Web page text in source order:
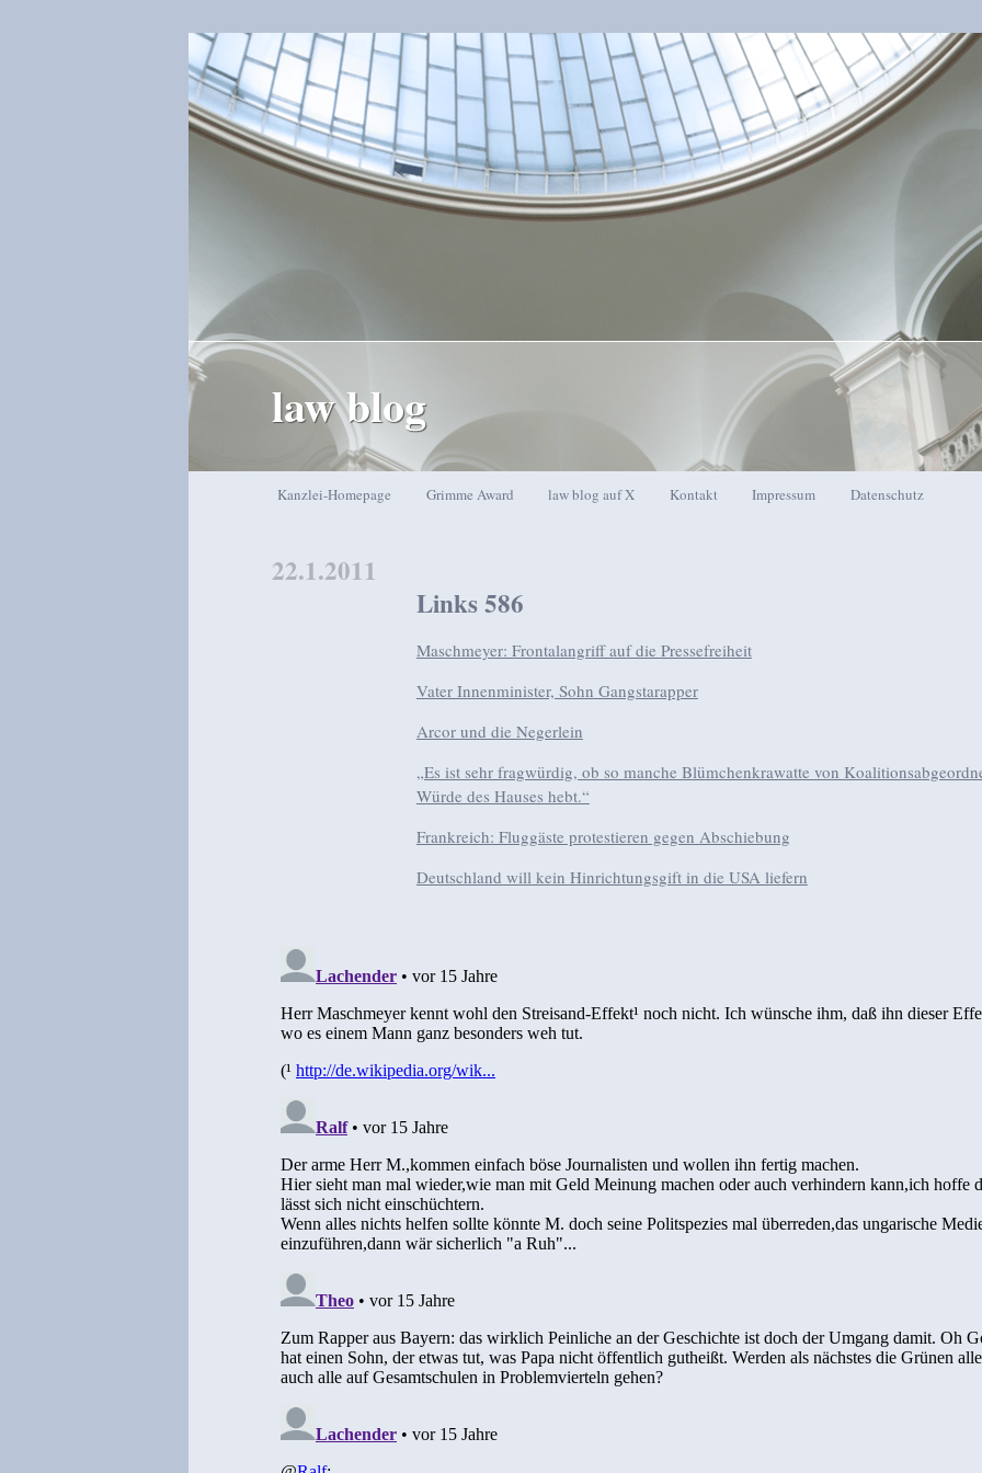
law blog
Zum Inhalt wechseln
Zum sekundären Inhalt wechseln
Kanzlei-Homepage Grimme Award law blog auf X Kontakt Impressum Datenschutz
Links 586
22.1.2011
Maschmeyer: Frontalangriff auf die Pressefreiheit
Vater Innenminister, Sohn Gangstarapper
Arcor und die Negerlein
„Es ist sehr fragwürdig, ob so manche Blümchenkrawatte von
Würde des Hauses hebt.“
Frankreich: Fluggäste protestieren gegen Abschiebung
Deutschland will kein Hinrichtungsgift in die USA liefern